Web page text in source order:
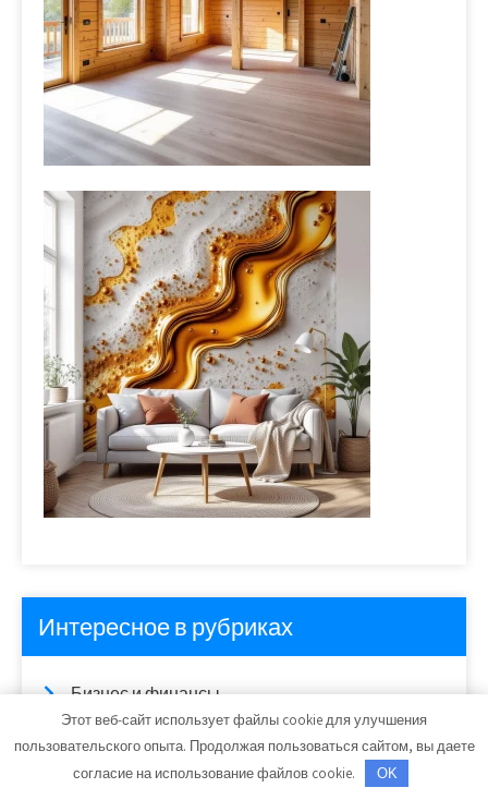
Интересное в рубриках
Бизнес и финансы
Интересное о строительстве
Красивый дизайн
Этот веб-сайт использует файлы cookie для улучшения
пользовательского опыта. Продолжая пользоваться сайтом, вы даете
согласие на использование файлов cookie.
OK